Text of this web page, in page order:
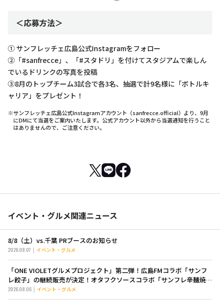
＜応募方法＞
① サンフレッチェ広島公式Instagramをフォロー
②「#sanfrecce」、「#スタドリ」を付けてスタジアムで楽しん
でいるドリンクの写真を投稿
③8月のトップチーム3試合で各3名、抽選で計9名様に「ボトルキ
ャリア」をプレゼント！
※サンフレッチェ広島公式Instagramアカウント（sanfrecce.official）より、9月
にDMにて当選をご案内いたします。公式アカウント以外から当選通知を行うこと
はありませんので、ご注意ください。
イベント・グルメ関連ニュース
8/8（土）vs.千葉 PRブースのお知らせ
2026.08.07 イベント・グルメ
「ONE VIOLETグルメプロジェクト」第二弾！広島FMコラボ「サンフ
レ餃子」の継続販売が決定！オタフクソースコラボ「サンフレ辛麺焼き
そば」も新登場！
2026.08.06 イベント・グルメ